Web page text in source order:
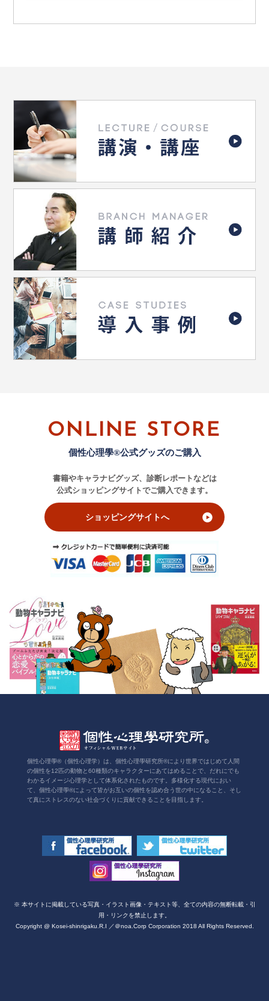
ONLINE STORE
個性心理學®公式グッズのご購入
書籍やキャラナビグッズ、診断レポートなどは
公式ショッピングサイトでご購入できます。
ショッピングサイトへ
個性心理學®（個性心理学）は、個性心理學研究所®により世界ではじめて人間
の個性を12匹の動物と60種類のキャラクターにあてはめることで、だれにでも
わかるイメージ心理学として体系化されたものです。多様化する現代におい
て、個性心理學®によって皆がお互いの個性を認め合う世の中になること、そし
て真にストレスのない社会づくりに貢献できることを目指します。
※ 本サイトに掲載している写真・イラスト画像・テキスト等、全ての内容の無断転載・引
用・リンクを禁止します。
Copyright @ Kosei-shinrigaku.R.I ／＠noa.Corp Corporation 2018 All Rights Reserved.